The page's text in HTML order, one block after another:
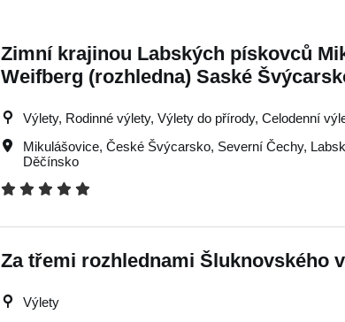
Zimní krajinou Labských pískovců
Weifberg (rozhledna) Saské
Výlety, Rodinné výlety, Výlety do přírody, Celodenní
Mikulášovice,České Švýcarsko, Severní Čechy,
Děčínsko
Za třemi rozhlednami Šluknovského
Výlety